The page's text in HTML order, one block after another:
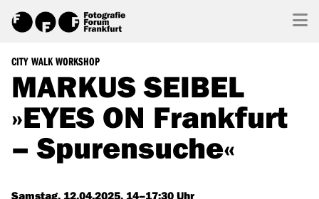
CITY WALK WORKSHOP
MARKUS SEIBEL
»EYES ON Frankfurt
– Spurensuche«
Samstag, 12.04.2025, 14–17:30 Uhr